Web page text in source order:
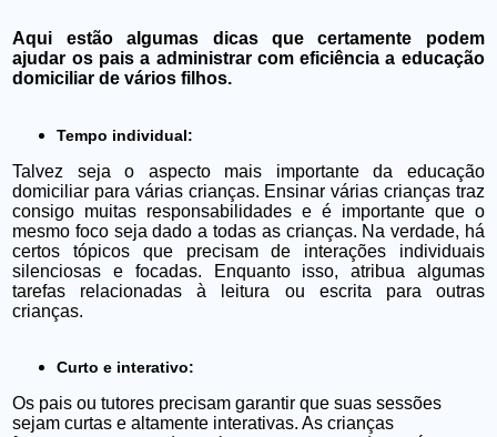
Aqui estão algumas dicas que certamente podem
ajudar os pais a administrar com eficiência a educação
domiciliar de vários filhos.
Tempo individual:
Talvez seja o aspecto mais importante da educação
domiciliar para várias crianças. Ensinar várias crianças traz
consigo muitas responsabilidades e é importante que o
mesmo foco seja dado a todas as crianças. Na verdade, há
certos tópicos que precisam de interações individuais
silenciosas e focadas. Enquanto isso, atribua algumas
tarefas relacionadas à leitura ou escrita para outras
crianças.
Curto e interativo:
Os pais ou tutores precisam garantir que suas sessões
sejam curtas e altamente interativas. As crianças